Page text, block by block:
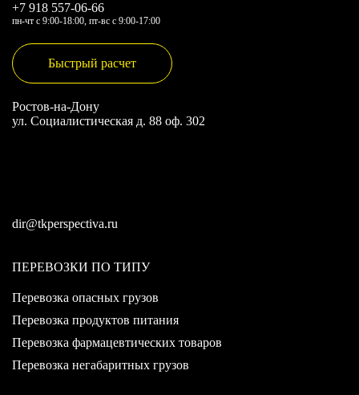
+7 918 557-06-66
пн-чт с 9:00-18:00, пт-вс с 9:00-17:00
Быстрый расчет
Ростов-на-Дону
ул. Социалистическая д. 88 оф. 302
dir@tkperspectiva.ru
ПЕРЕВОЗКИ ПО ТИПУ
Перевозка опасных грузов
Перевозка продуктов питания
Перевозка фармацевтических товаров
Перевозка негабаритных грузов